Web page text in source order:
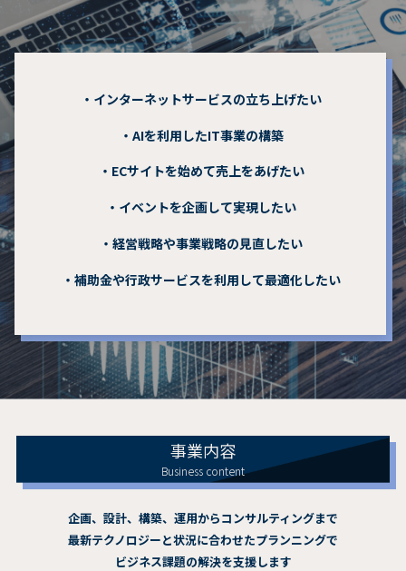
・インターネットサービスの立ち上げたい
・AIを利用したIT事業の構築
・ECサイトを始めて売上をあげたい
・イベントを企画して実現したい
・経営戦略や事業戦略の見直したい
・補助金や行政サービスを利用して最適化したい
事業内容
Business content
企画、設計、構築、運用からコンサルティングまで
最新テクノロジーと状況に合わせたプランニングで
ビジネス課題の解決を支援します